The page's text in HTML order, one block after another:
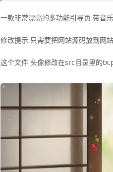
一款非常漂亮的多功能引导页 带音
修改提示 只需要把网站源码放到
这个文件 头像修改在src目录里的